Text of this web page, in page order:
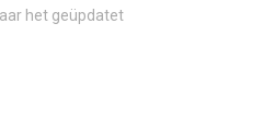
het geüpdatet